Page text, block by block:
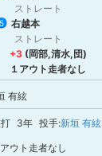
ストレート
5
右越本
ストレート
+3 (岡部,清水,団)
１アウト走者なし
有絃
3年 投手:新垣 有絃
アウト走者なし